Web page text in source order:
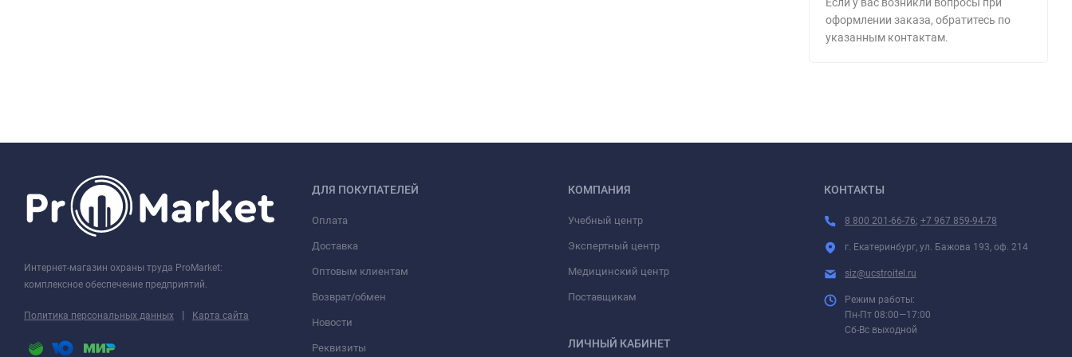
оформлении заказа, обратитесь по
указанным контактам.
Интернет-магазин охраны труда ProMarket:
комплексное обеспечение предприятий.
Политика персональных данных | Карта сайта
ДЛЯ ПОКУПАТЕЛЕЙ
Оплата
Доставка
Оптовым клиентам
Возврат/обмен
Новости
Реквизиты
КОМПАНИЯ
Учебный центр
Экспертный центр
Медицинский центр
Поставщикам
ЛИЧНЫЙ КАБИНЕТ
КОНТАКТЫ
8 800 201-66-76; +7 967 859-94-78
г. Екатеринбург, ул. Бажова 193, оф. 214
siz@ucstroitel.ru
Режим работы:
Пн-Пт 08:00—17:00
Сб-Вс выходной